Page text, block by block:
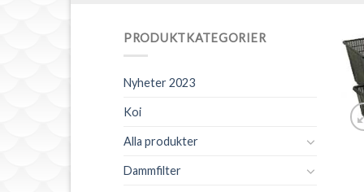
Din registrering
PRODUKTKATEGORIER
Nyheter 2023
Koi
Alla produkter
Dammfilter